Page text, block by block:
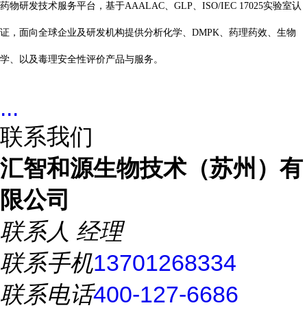
药物研发技术服务平台，基于AAALAC、GLP、ISO/IEC 17025实验室认
证，面向全球企业及研发机构提供分析化学、DMPK、药理药效、生物
学、以及毒理安全性评价产品与服务。
...
联系我们
汇智和源生物技术（苏州）有
限公司
联系人 经理
联系手机13701268334
联系电话400-127-6686